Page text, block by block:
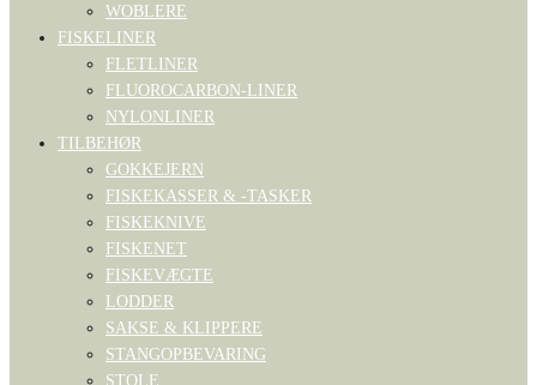
WOBLERE
FISKELINER
FLETLINER
FLUOROCARBON-LINER
NYLONLINER
TILBEHØR
GOKKEJERN
FISKEKASSER & -TASKER
FISKEKNIVE
FISKENET
FISKEVÆGTE
LODDER
SAKSE & KLIPPERE
STANGOPBEVARING
STOLE